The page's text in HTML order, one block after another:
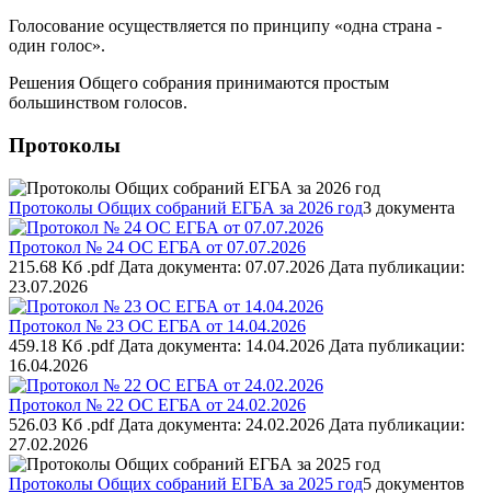
Голосование осуществляется по принципу «одна страна -
один голос».
Решения Общего собрания принимаются простым
большинством голосов.
Протоколы
Протоколы Общих собраний ЕГБА за 2026 год3 документа
Протокол № 24 ОС ЕГБА от 07.07.2026
215.68 Кб .pdf Дата документа: 07.07.2026 Дата публикации:
23.07.2026
Протокол № 23 ОС ЕГБА от 14.04.2026
459.18 Кб .pdf Дата документа: 14.04.2026 Дата публикации:
16.04.2026
Протокол № 22 ОС ЕГБА от 24.02.2026
526.03 Кб .pdf Дата документа: 24.02.2026 Дата публикации:
27.02.2026
Протоколы Общих собраний ЕГБА за 2025 год5 документов